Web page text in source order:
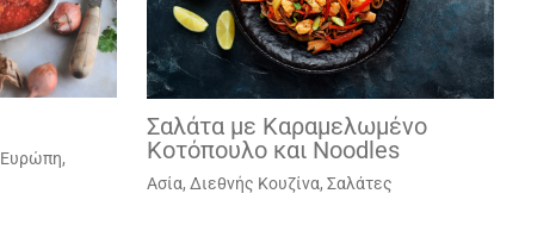
,
Σαλάτα με Καραμελωμένο
Κοτόπουλο και Noodles
Ασία, Διεθνής Κουζίνα, Σαλάτες